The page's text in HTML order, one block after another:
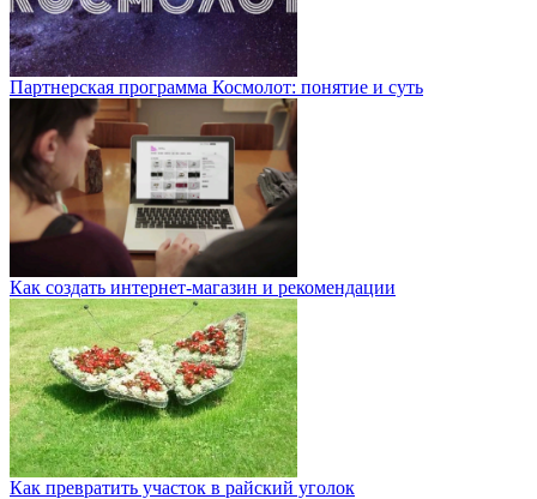
Партнерская программа Космолот: понятие и суть
Как создать интернет-магазин и рекомендации
Как превратить участок в райский уголок